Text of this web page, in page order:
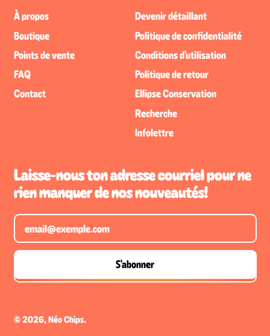
À propos
Boutique
Points de vente
FAQ
Contact
Devenir détaillant
Politique de confidentialité
Conditions d'utilisation
Politique de retour
Ellipse Conservation
Recherche
Infolettre
Laisse-nous ton adresse courriel pour ne
rien manquer de nos nouveautés!
Adresse e-mail
S'abonner
© 2026,Néo Chips.